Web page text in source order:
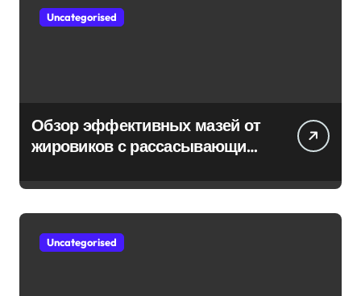
Uncategorised
Обзор эффективных мазей от
жировиков с рассасывающим
Uncategorised